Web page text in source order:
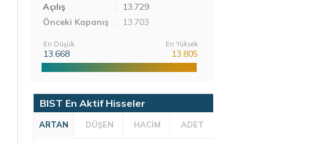
Açılış
: 13.729
Önceki Kapanış
: 13.703
En Düşük
13.668
En Yüksek
13.805
BIST En Aktif Hisseler
ARTAN DÜŞEN HACİM ADET